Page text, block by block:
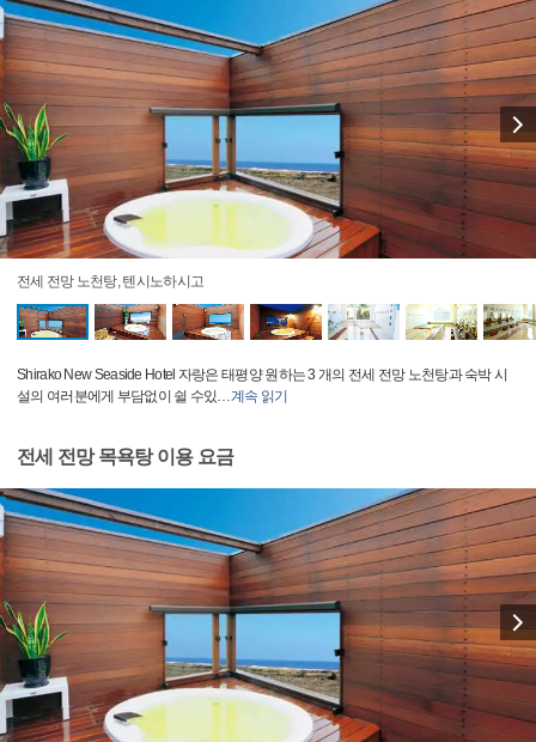
전세 전망 노천탕, 텐시노하시고
Shirako New Seaside Hotel 자랑은 태평양 원하는 3 개의 전세 전망 노천탕과 숙박 시
설의 여러분에게 부담없이 쉴 수있…계속 읽기
전세 전망 목욕탕 이용 요금